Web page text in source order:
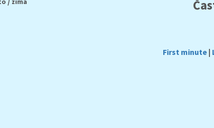
First minute |